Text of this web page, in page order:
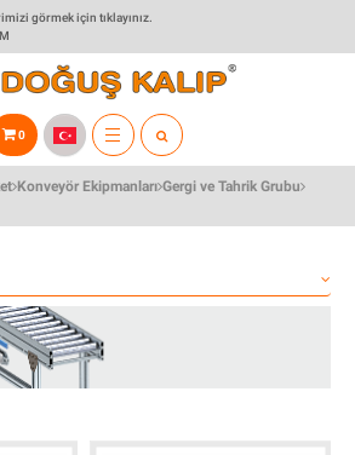
görmek için tıklayınız.
0
TOGGLE
NAVIGATION
Konveyör Ekipmanları Gergi ve Tahrik Grubu